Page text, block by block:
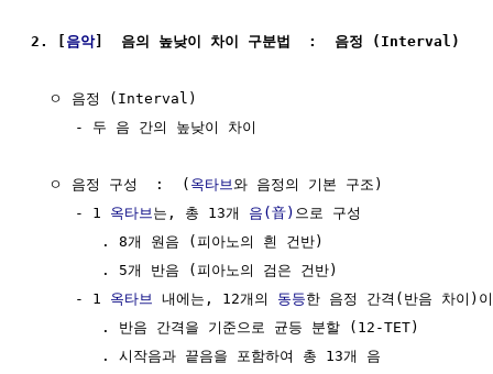
2. [ 음악]  음의 높낮이 차이 구분법  :  음정 (Interval)
  ㅇ 음정 (Interval)
     - 두 음 간의 높낮이 차이
  ㅇ 음정 구성  :  (
옥타브와 음정의 기본 구조)
     - 1
옥타브 는, 총 13개 음(音) 으로 구성
        . 8개 원음 (피아노의 흰 건반)
        . 5개 반음 (피아노의 검은 건반)
     - 1
옥타브 내에는, 12개의 동등한 음정 간격(반음 차이)
        . 반음 간격을 기준으로 균등 분할 (12-TET)
        . 시작음과 끝음을 포함하여 총 13개 음